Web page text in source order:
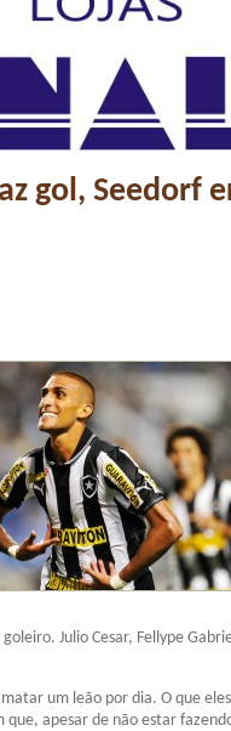
gol, Seedorf
Julio Cesar, Fellype
um leão por dia. O que eles
apesar de não estar